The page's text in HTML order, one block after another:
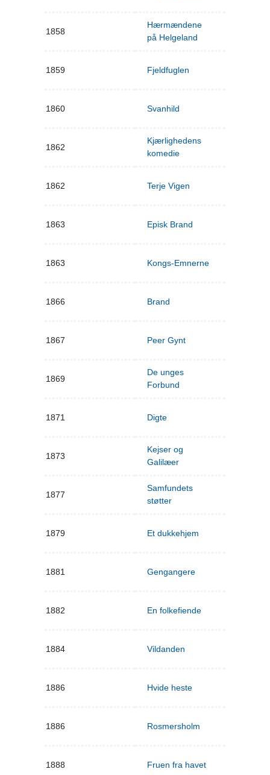
1858
Hærmændene
på Helgeland
1859 Fjeldfuglen
1860 Svanhild
1862
Kjærlighedens
komedie
1862 Terje Vigen
1863 Episk Brand
1863 Kongs-Emnerne
1866 Brand
1867 Peer Gynt
1869
De unges
Forbund
1871 Digte
1873
Kejser og
Galilæer
1877
Samfundets
støtter
1879 Et dukkehjem
1881 Gengangere
1882 En folkefiende
1884 Vildanden
1886 Hvide heste
1886 Rosmersholm
1888 Fruen fra havet